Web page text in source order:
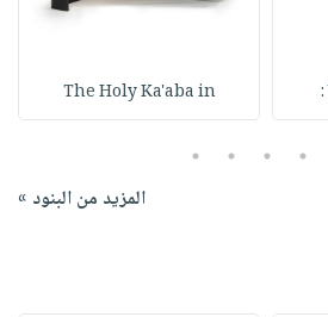
The Holy Ka'aba in
2
3
4
5
المزيد من البنود »